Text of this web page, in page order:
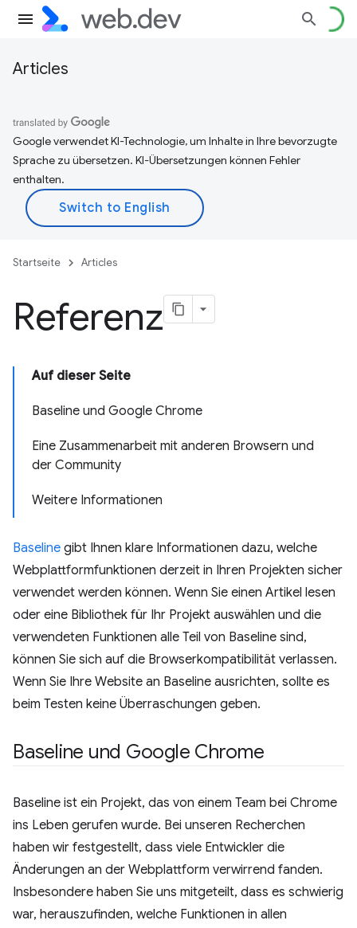
Articles
Google verwendet KI-Technologie, um Inhalte in Ihre bevorzugte
Sprache zu übersetzen. KI-Übersetzungen können Fehler
enthalten.
Startseite Articles
Referenz
Auf dieser Seite
Baseline und Google Chrome
Eine Zusammenarbeit mit anderen Browsern und
der Community
Weitere Informationen
Baseline gibt Ihnen klare Informationen dazu, welche
Webplattformfunktionen derzeit in Ihren Projekten sicher
verwendet werden können. Wenn Sie einen Artikel lesen
oder eine Bibliothek für Ihr Projekt auswählen und die
verwendeten Funktionen alle Teil von Baseline sind,
können Sie sich auf die Browserkompatibilität verlassen.
Wenn Sie Ihre Website an Baseline ausrichten, sollte es
beim Testen keine Überraschungen geben.
Baseline und Google Chrome
Baseline ist ein Projekt, das von einem Team bei Chrome
ins Leben gerufen wurde. Bei unseren Recherchen
haben wir festgestellt, dass viele Entwickler die
Änderungen an der Webplattform verwirrend fanden.
Insbesondere haben Sie uns mitgeteilt, dass es schwierig
war, herauszufinden, welche Funktionen in allen